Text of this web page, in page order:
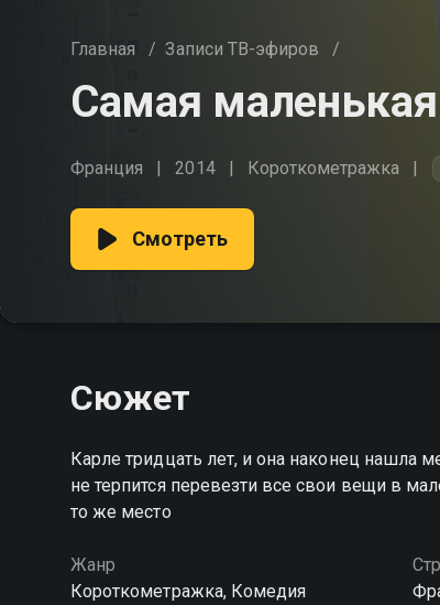
Главная / Записи ТВ-эфиров /
Самая
Франция 2014 Короткометражка
Смотреть
Сюжет
Карле тридцать лет, и она наконец нашла
не терпится перевезти все свои вещи в
то же место
Жанр
Короткометражка, Комедия